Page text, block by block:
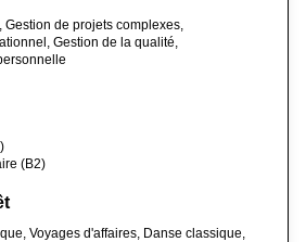
de projets complexes,
Gestion de la qualité,
(B2)
Voyages d'affaires, Danse classique,